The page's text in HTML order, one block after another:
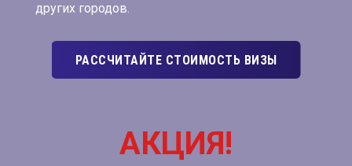
других городов.
РАССЧИТАЙТЕ СТОИМОСТЬ ВИЗЫ
АКЦИЯ!